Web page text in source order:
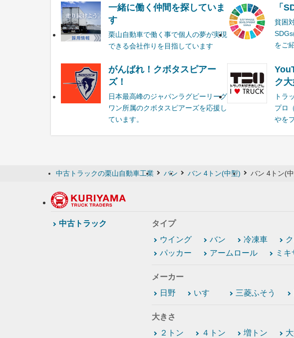
一緒に働く仲間を探していま
す
栗山自動車で働く事で個人の夢が実現
できる会社作りを目指しています
「
貧困
をご
がんばれ！クボタスピアー
ズ！
日本最高峰のジャパンラグビーリーグ
ワン所属のクボタスピアーズを応援し
ています。
ク大
トラ
プロ
やを
中古トラックの栗山自動車工業 バン バン 4トン(中型) バン 4トン(
中古トラック
タイプ
ウイング
バン 冷凍車
パッカー
アームロール ミキ
メーカー
日野
いすゞ 三菱ふそう
大きさ
２トン
４トン 増トン